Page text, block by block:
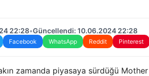
22:28•Güncellendi: 10.06.2024 22:28
Facebook WhatsApp Reddit Pinterest
zamanda piyasaya sürdüğü